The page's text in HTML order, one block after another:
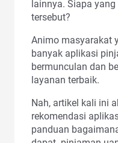
lainnya. Siapa
tersebut?
Animo masyarakat
banyak aplikasi
bermunculan dan
layanan terbaik.
Nah, artikel kali ini
rekomendasi
panduan